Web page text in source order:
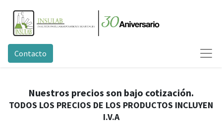
Contacto
Nuestros precios son bajo cotización.
TODOS LOS PRECIOS DE LOS PRODUCTOS INCLUYEN
I.V.A